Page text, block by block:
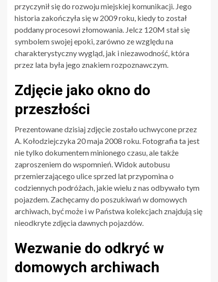
przyczynił się do rozwoju miejskiej komunikacji. Jego
historia zakończyła się w 2009 roku, kiedy to został
poddany procesowi złomowania. Jelcz 120M stał się
symbolem swojej epoki, zarówno ze względu na
charakterystyczny wygląd, jak i niezawodność, która
przez lata była jego znakiem rozpoznawczym.
Zdjęcie jako okno do
przeszłości
Prezentowane dzisiaj zdjęcie zostało uchwycone przez
A. Kołodziejczyka 20 maja 2008 roku. Fotografia ta jest
nie tylko dokumentem minionego czasu, ale także
zaproszeniem do wspomnień. Widok autobusu
przemierzającego ulice sprzed lat przypomina o
codziennych podróżach, jakie wielu z nas odbywało tym
pojazdem. Zachęcamy do poszukiwań w domowych
archiwach, być może i w Państwa kolekcjach znajdują się
nieodkryte zdjęcia dawnych pojazdów.
Wezwanie do odkryć w
domowych archiwach